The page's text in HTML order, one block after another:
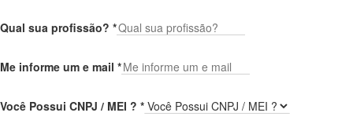
Qual sua profissão? *
Me informe um e mail *
Você Possui CNPJ / MEI ? *